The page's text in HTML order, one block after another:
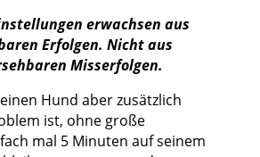
erwachsen aus
Erfolgen. Nicht aus
Misserfolgen.
Hund aber zusätzlich
ist, ohne große
mal 5 Minuten auf seinem